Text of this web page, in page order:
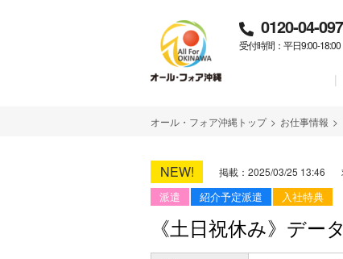
0120-04-
受付時間：平日9:00-18:00
オール・フォア沖縄トップ > お仕事情報 >
NEW! 掲載：2025/03/25 13:46
派遣 紹介予定派遣 入社特典
《土日祝休み》デー